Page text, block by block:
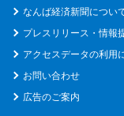
なんば経済新聞につい
プレスリリース・情報
アクセスデータの利用
お問い合わせ
広告のご案内